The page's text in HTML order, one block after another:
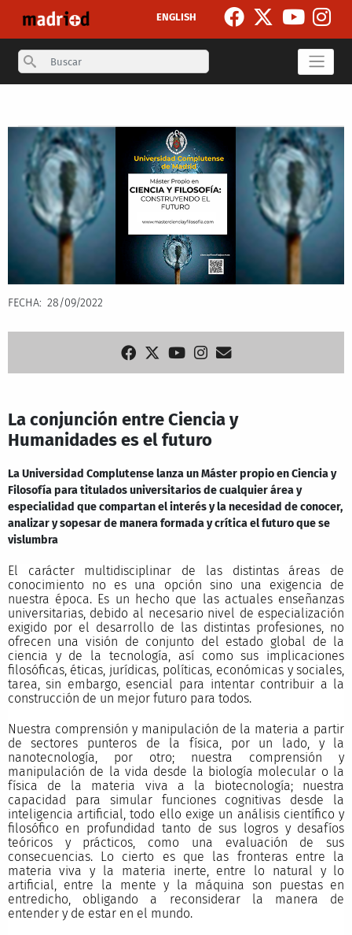
ENGLISH
Search
FECHA 28/09/2022
La conjunción entre Ciencia y
Humanidades es el futuro
La Universidad Complutense lanza un Máster propio en Ciencia y
Filosofía para titulados universitarios de cualquier área y
especialidad que compartan el interés y la necesidad de conocer,
analizar y sopesar de manera formada y crítica el futuro que se
vislumbra
El carácter multidisciplinar de las distintas áreas de
conocimiento no es una opción sino una exigencia de
nuestra época. Es un hecho que las actuales enseñanzas
universitarias, debido al necesario nivel de especialización
exigido por el desarrollo de las distintas profesiones, no
ofrecen una visión de conjunto del estado global de la
ciencia y de la tecnología, así como sus implicaciones
filosóficas, éticas, jurídicas, políticas, económicas y sociales,
tarea, sin embargo, esencial para intentar contribuir a la
construcción de un mejor futuro para todos.
Nuestra comprensión y manipulación de la materia a partir
de sectores punteros de la física, por un lado, y la
nanotecnología, por otro; nuestra comprensión y
manipulación de la vida desde la biología molecular o la
física de la materia viva a la biotecnología; nuestra
capacidad para simular funciones cognitivas desde la
inteligencia artificial, todo ello exige un análisis científico y
filosófico en profundidad tanto de sus logros y desafíos
teóricos y prácticos, como una evaluación de sus
consecuencias. Lo cierto es que las fronteras entre la
materia viva y la materia inerte, entre lo natural y lo
artificial, entre la mente y la máquina son puestas en
entredicho, obligando a reconsiderar la manera de
entender y de estar en el mundo.